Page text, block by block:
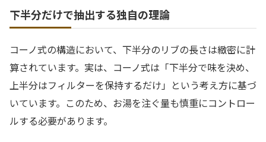
下半分だけで抽出する独自の理論
コーノ式の構造において、下半分のリブの長さは緻密に計
算されています。実は、コーノ式は「下半分で味を決め、
上半分はフィルターを保持するだけ」という考え方に基づ
いています。このため、お湯を注ぐ量も慎重にコントロー
ルする必要があります。